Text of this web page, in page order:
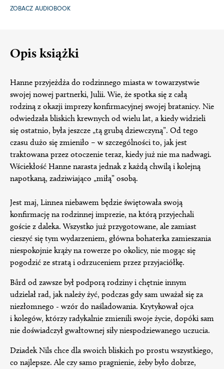
ZOBACZ AUDIOBOOK
Opis książki
Hanne przyjeżdża do rodzinnego miasta w towarzystwie
swojej nowej partnerki, Julii. Wie, że spotka się z całą
rodziną z okazji imprezy konfirmacyjnej swojej bratanicy. Nie
odwiedzała bliskich krewnych od wielu lat, a kiedy widzieli
się ostatnio, była jeszcze „tą grubą dziewczyną”. Od tego
czasu dużo się zmieniło – w szczególności to, jak jest
traktowana przez otoczenie teraz, kiedy już nie ma nadwagi.
Wściekłość Hanne narasta jednak z każdą chwilą i kolejną
napotkaną, zadziwiająco „miłą” osobą.
Jest maj, Linnea niebawem będzie świętowała swoją
konfirmację na rodzinnej imprezie, na którą przyjechali
goście z daleka. Wszystko już przygotowane, ale zamiast
cieszyć się tym wydarzeniem, główna bohaterka zamieszania
niespokojnie krąży na rowerze po okolicy, nie mogąc się
pogodzić ze stratą i odrzuceniem przez przyjaciółkę.
Bård od zawsze był podporą rodziny i chętnie innym
udzielał rad, jak należy żyć, podczas gdy sam uważał się za
niezłomnego - wzór do naśladowania. Krytykował ojca
i kolegów, którzy radykalnie zmienili swoje życie, dopóki sam
nie doświadczył gwałtownej siły niespodziewanego uczucia.
Dziadek Nils chce dla swoich bliskich po prostu wszystkiego,
co najlepsze. Ale czy samo pragnienie, żeby było dobrze,